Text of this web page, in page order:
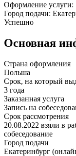
Оформление услуги:
Город подачи:
Успешно
Основная
Страна оформления
Польша
Срок, на который
3 года
Заказанная услуга
Запись на
Срок рассмотрения
20.08.2022 взяли в
собеседование
Город подачи
Екатеринбург